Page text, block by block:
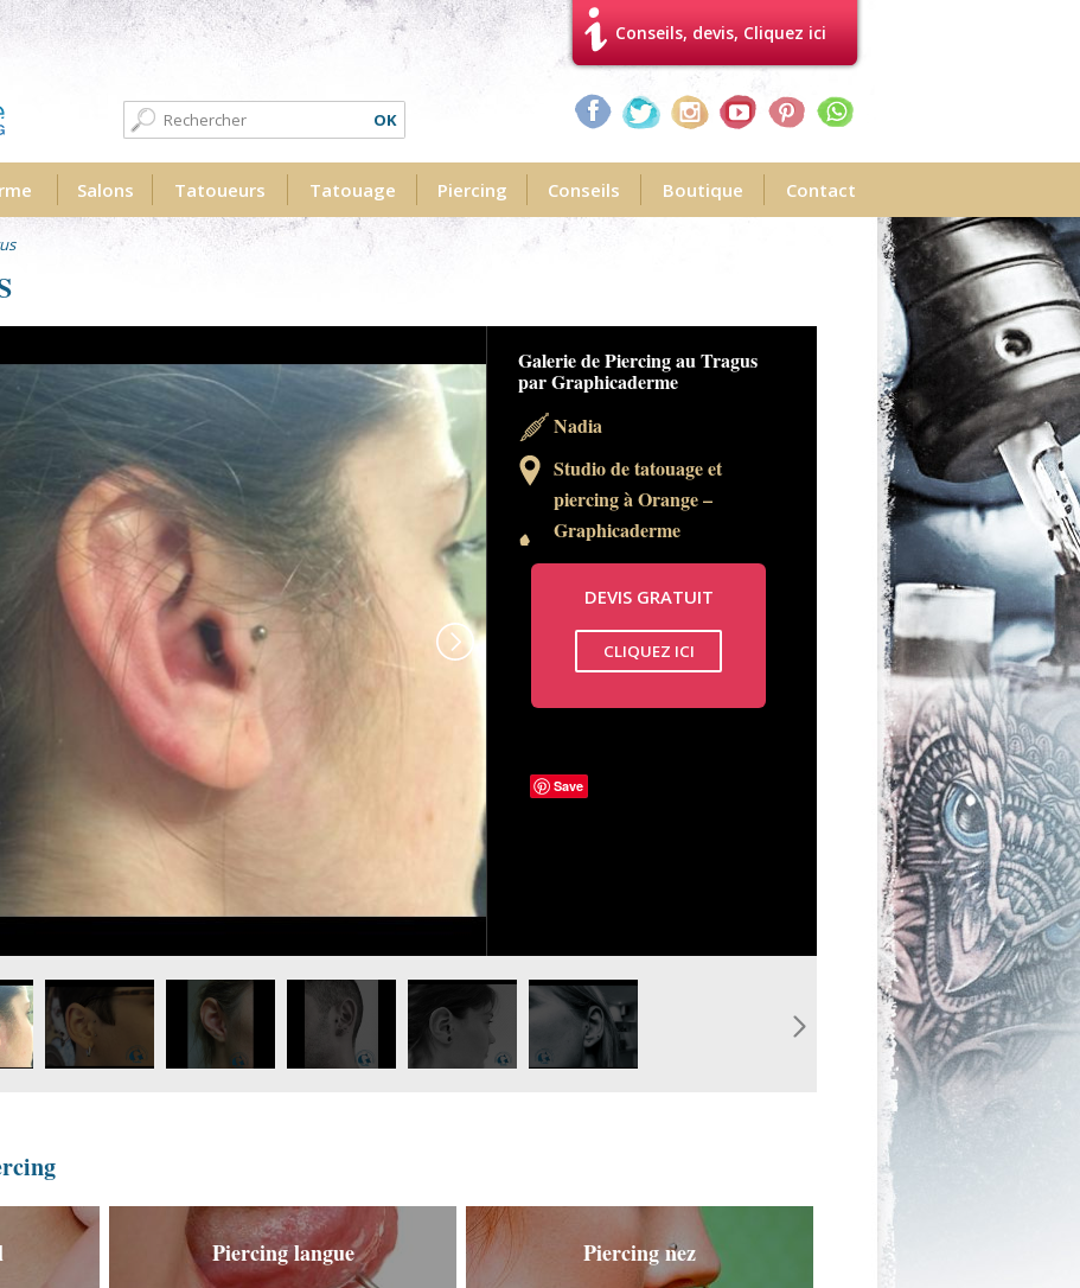
Formulaire de recherche Recherche
Conseils, devis, Cliquez ici
Salons Tatoueurs Tatouage Piercing Conseils Boutique Contact
Galerie de Piercing au Tragus
par Graphicaderme
Nadia
Studio de tatouage et
piercing à Orange –
Graphicaderme
DEVIS GRATUIT
CLIQUEZ ICI
Save
tragus-graphicaderme-vaucluse.jpg
image-piercing-tragus-graphicaderme.jpg
image-piercing-tragus-pierceur-paca.jpg
photo-piercing-tragus-oreille -
graphicaderme.jpg
photo-piercing-tragus-oreille-
graphicaderme.jpg
photo-
piercing-
tragus-
Piercing langue Piercing nez